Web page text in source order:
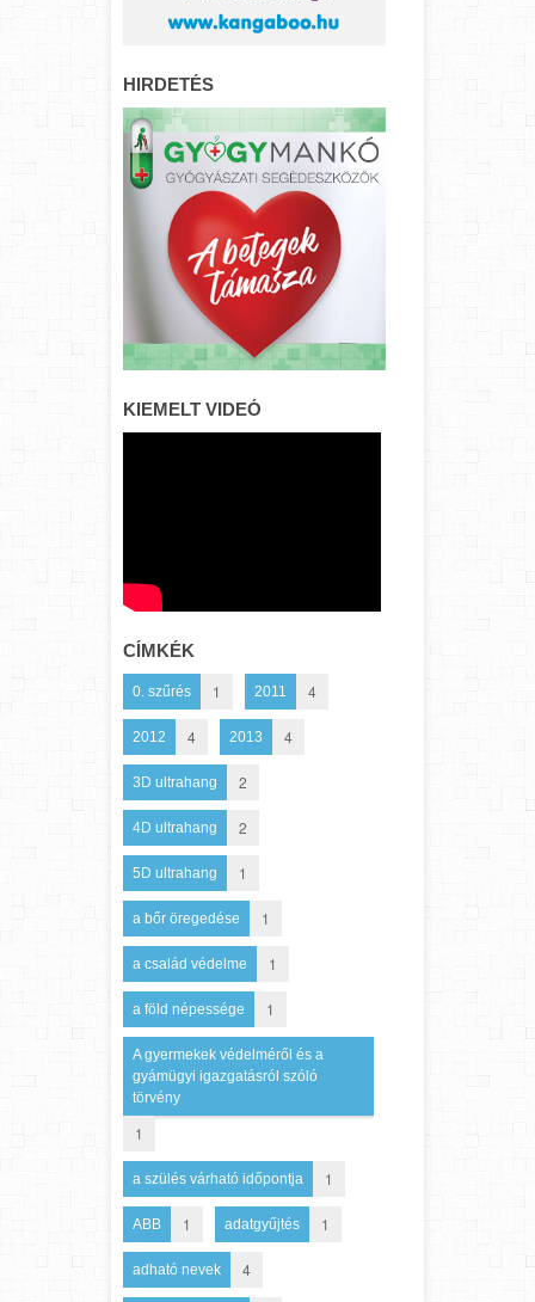
HIRDETÉS
KIEMELT VIDEÓ
CÍMKÉK
0. szűrés 1 2011 4
2012 4 2013 4
3D ultrahang 2
4D ultrahang 2
5D ultrahang 1
a bőr öregedése 1
a család védelme 1
a föld népessége 1
A gyermekek védelméről és a
gyámügyi igazgatásról szóló
törvény
1
a szülés várható időpontja 1
ABB 1 adatgyűjtés 1
adható nevek 4